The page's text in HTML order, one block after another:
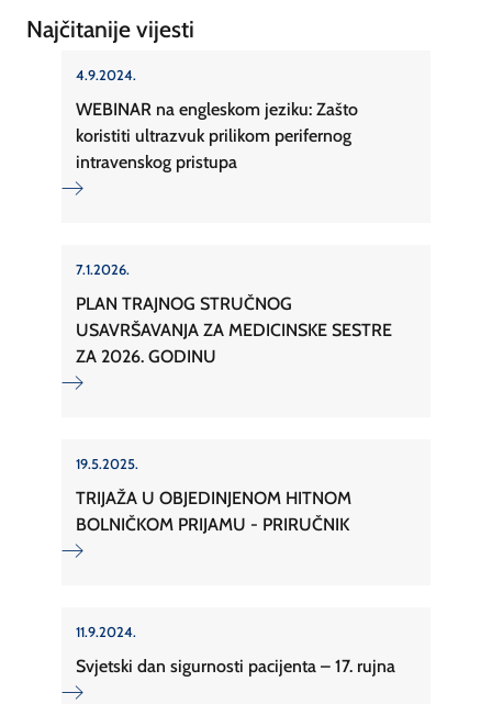
Najčitanije vijesti
4.9.2024.
WEBINAR na engleskom jeziku: Zašto
koristiti ultrazvuk prilikom perifernog
intravenskog pristupa
7.1.2026.
PLAN TRAJNOG STRUČNOG
USAVRŠAVANJA ZA MEDICINSKE SESTRE
ZA 2026. GODINU
19.5.2025.
TRIJAŽA U OBJEDINJENOM HITNOM
BOLNIČKOM PRIJAMU - PRIRUČNIK
11.9.2024.
Svjetski dan sigurnosti pacijenta – 17. rujna